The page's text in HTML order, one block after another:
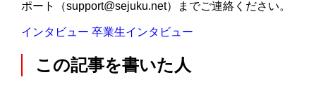
ポート（support@sejuku.net）までご連絡ください。
インタビュー卒業生インタビュー
この記事を書いた人